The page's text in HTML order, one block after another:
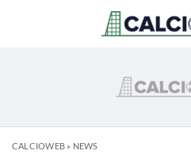
CALCIOWEB» NEWS